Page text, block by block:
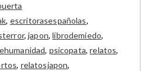
, escritorasespañolas,
,japon,librodemiedo,
, psicopata,relatos,
, relatosjapon,